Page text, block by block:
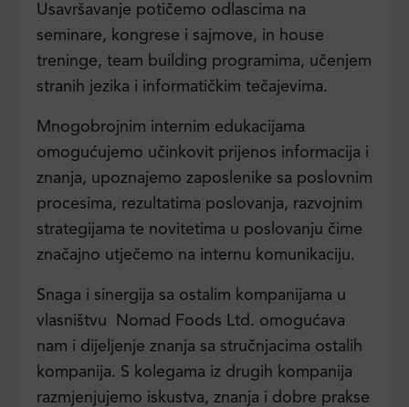
Usavršavanje potičemo odlascima na
seminare, kongrese i sajmove, in house
treninge, team building programima, učenjem
stranih jezika i informatičkim tečajevima.
Mnogobrojnim internim edukacijama
omogućujemo učinkovit prijenos informacija i
znanja, upoznajemo zaposlenike sa poslovnim
procesima, rezultatima poslovanja, razvojnim
strategijama te novitetima u poslovanju čime
značajno utječemo na internu komunikaciju.
Snaga i sinergija sa ostalim kompanijama u
vlasništvu Nomad Foods Ltd. omogućava
nam i dijeljenje znanja sa stručnjacima ostalih
kompanija. S kolegama iz drugih kompanija
razmjenjujemo iskustva, znanja i dobre prakse